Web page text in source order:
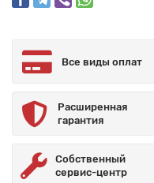
Все виды оплат
Расширенная
гарантия
Собственный
сервис-центр